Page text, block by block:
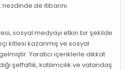
nezdinde de itibarını
sosyal medyayı etkin bir şekilde
kitlesi kazanmış ve sosyal
Yaratıcı içeriklerle dikkat
şeffaflık, katılımcılık ve vatandaş